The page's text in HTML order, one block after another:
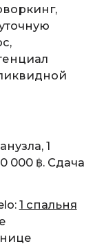
1
000 ฿. Сдача
1 спальня